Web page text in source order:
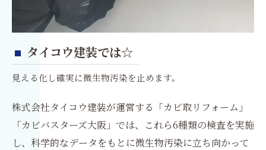
タイコウ建装では☆
見える化し確実に微生物汚染を止めます。
株式会社タイコウ建装が運営する「カビ取リフォーム」
「カビバスターズ大阪」では、これら6種類の検査を実施
し、科学的なデータをもとに微生物汚染に立ち向かって